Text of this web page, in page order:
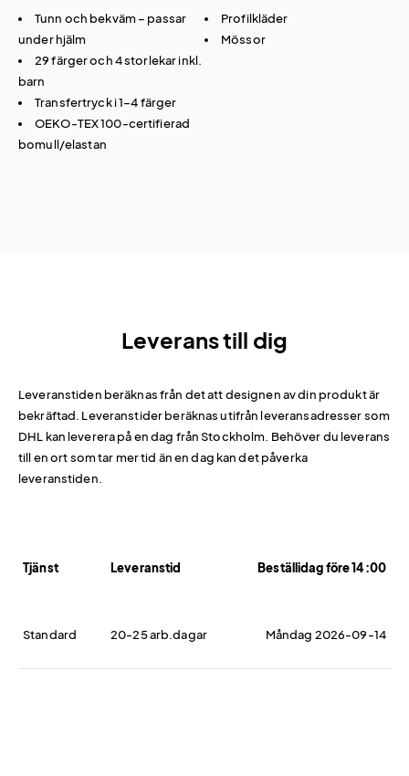
Tunn och bekväm – passar
under hjälm
29 färger och 4 storlekar inkl.
barn
Transfertryck i 1–4 färger
OEKO-TEX 100-certifierad
bomull/elastan
Profilkläder
Mössor
Leverans till dig
Leveranstiden beräknas från det att designen av din produkt är
bekräftad. Leveranstider beräknas utifrån leveransadresser som
DHL kan leverera på en dag från Stockholm. Behöver du leverans
till en ort som tar mer tid än en dag kan det påverka
leveranstiden.
Tjänst Leveranstid Beställidag före 14:00
Standard 20-25 arb.dagar Måndag 2026-09-14